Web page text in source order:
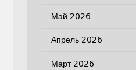
Май 2026
Апрель 2026
Март 2026